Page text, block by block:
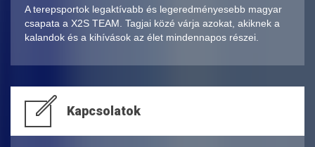
A terepsportok legaktívabb és legeredményesebb magyar
csapata a X2S TEAM. Tagjai közé várja azokat, akiknek a
kalandok és a kihívások az élet mindennapos részei.
Kapcsolatok